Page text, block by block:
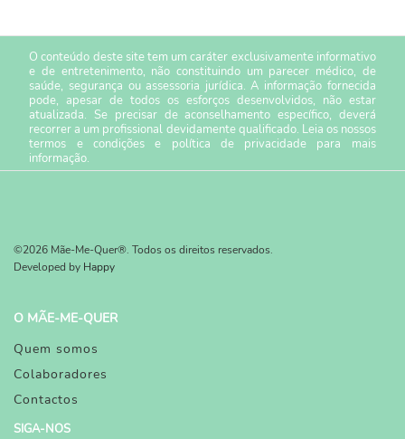
O conteúdo deste site tem um caráter exclusivamente informativo
e de entretenimento, não constituindo um parecer médico, de
saúde, segurança ou assessoria jurídica. A informação fornecida
pode, apesar de todos os esforços desenvolvidos, não estar
atualizada. Se precisar de aconselhamento específico, deverá
recorrer a um profissional devidamente qualificado. Leia os nossos
termos e condiçõese política de privacidade para mais
informação.
©2026 Mãe-Me-Quer®. Todos os direitos reservados.
Developed by Happy
O MÃE-ME-QUER
Quem somos
Colaboradores
Contactos
SIGA-NOS